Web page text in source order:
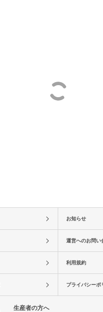
お知らせ
運営へのお問い
利用規約
プライバシーポ
生産者の方へ